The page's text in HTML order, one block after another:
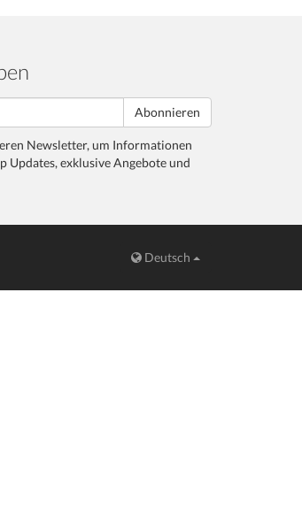
Abonnieren
Newsletter, um Informationen
Updates, exklusive Angebote und
Deutsch